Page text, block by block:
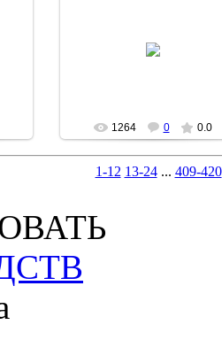
1264 0 0.0
1-12 13-24 ... 409-420